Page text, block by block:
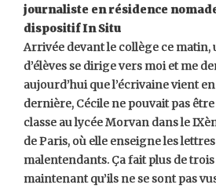
journaliste en résidence
dispositif In Situ
Arrivée devant le collège ce
d’élèves se dirige vers moi et me
aujourd’hui que l’écrivaine vient
dernière, Cécile ne pouvait pas
classe au lycée Morvan dans le
de Paris, où elle enseigne les
malentendants. Ça fait plus de
maintenant qu’ils ne se sont pas